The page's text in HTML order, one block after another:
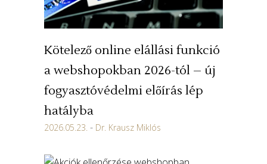
Kötelező online elállási funkció
a webshopokban 2026-tól – új
fogyasztóvédelmi előírás lép
hatályba
2026.05.23. Dr. Krausz Miklós